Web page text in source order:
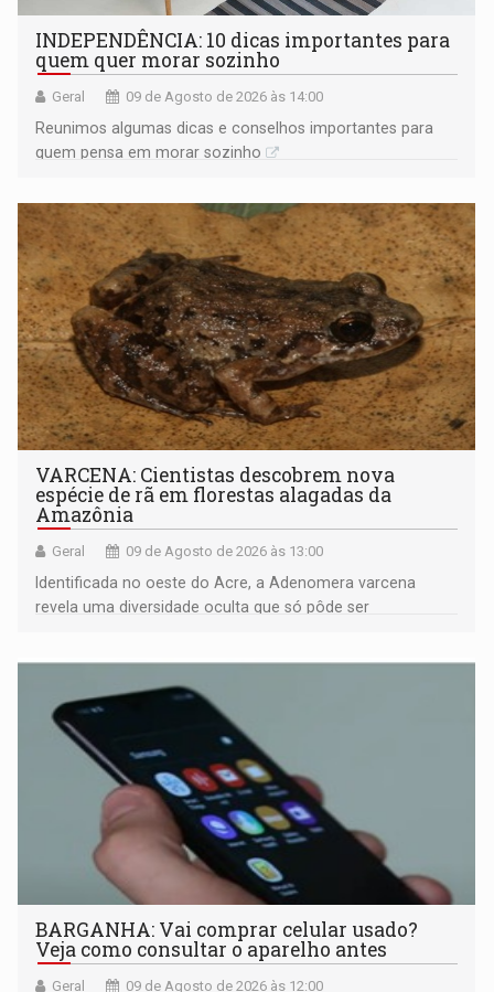
INDEPENDÊNCIA: 10 dicas importantes para
quem quer morar sozinho
Geral 09 de Agosto de 2026 às 14:00
Reunimos algumas dicas e conselhos importantes para
quem pensa em morar sozinho
VARCENA: Cientistas descobrem nova
espécie de rã em florestas alagadas da
Amazônia
Geral 09 de Agosto de 2026 às 13:00
Identificada no oeste do Acre, a Adenomera varcena
revela uma diversidade oculta que só pôde ser
BARGANHA: Vai comprar celular usado?
Veja como consultar o aparelho antes
Geral 09 de Agosto de 2026 às 12:00